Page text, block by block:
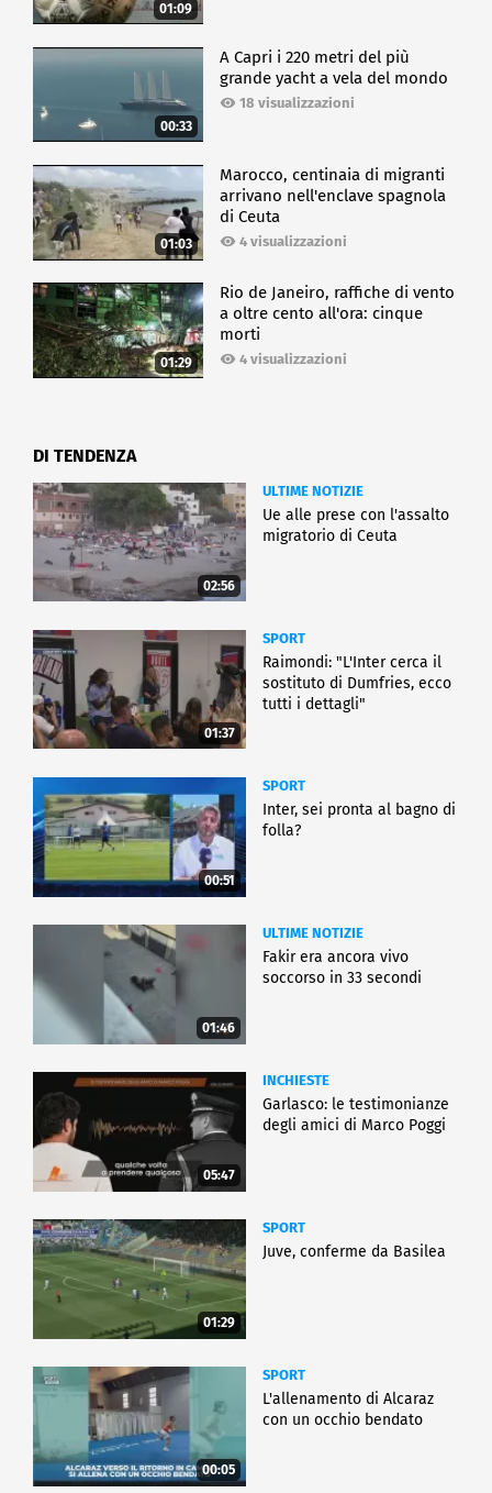
01:09
00:33
A Capri i 220 metri del più
grande yacht a vela del mondo
18 visualizzazioni
01:03
Marocco, centinaia di migranti
arrivano nell'enclave spagnola
di Ceuta
4 visualizzazioni
01:29
Rio de Janeiro, raffiche di vento
a oltre cento all'ora: cinque
morti
4 visualizzazioni
DI TENDENZA
02:56
ULTIME NOTIZIE
Ue alle prese con l'assalto
migratorio di Ceuta
01:37
SPORT
Raimondi: "L'Inter cerca il
sostituto di Dumfries, ecco
tutti i dettagli"
00:51
SPORT
Inter, sei pronta al bagno di
folla?
01:46
ULTIME NOTIZIE
Fakir era ancora vivo
soccorso in 33 secondi
05:47
INCHIESTE
Garlasco: le testimonianze
degli amici di Marco Poggi
01:29
SPORT
Juve, conferme da Basilea
00:05
SPORT
L'allenamento di Alcaraz
con un occhio bendato